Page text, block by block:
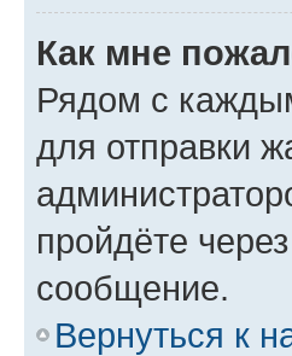
Как мне
Рядом с
для отправки
пройдёте
сообщение.
Вернуться к